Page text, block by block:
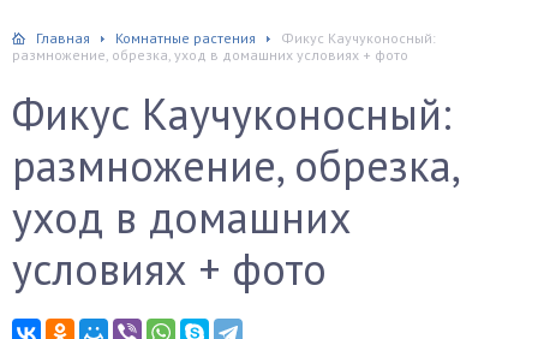
Главная Комнатные растения
Фикус Каучуконосный:
размножение, обрезка, уход в домашних условиях + фото
Фикус Каучуконосный:
размножение, обрезка,
уход в домашних
условиях + фото